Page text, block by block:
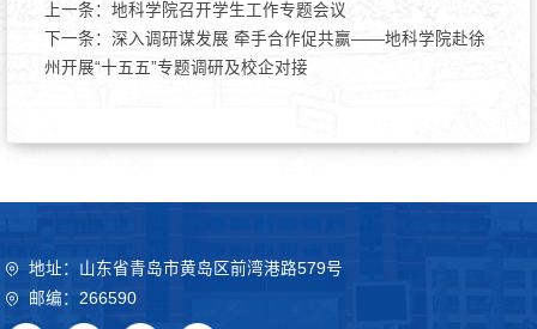
上一条： 地科学院召开学生工作专题会议
下一条： 深入调研谋发展 牵手合作促共赢——地科学院赴徐
州开展“十五五”专题调研及校企对接
地址：山东省青岛市黄岛区前湾港路579号
邮编：266590